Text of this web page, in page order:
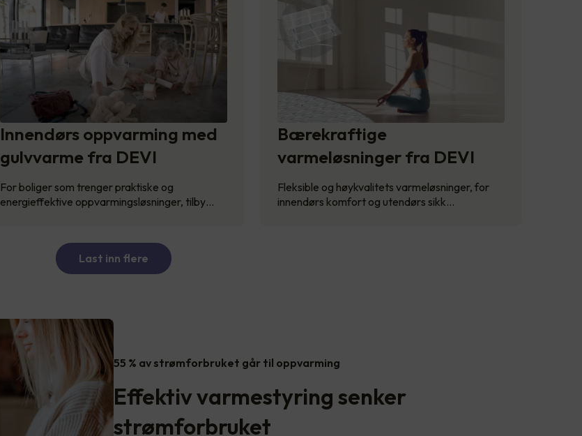
Innendørs oppvarming med
gulvvarme fra DEVI
For boliger som trenger praktiske og
energieffektive oppvarmingsløsninger, tilby…
Bærekraftige
varmeløsninger fra DEVI
Fleksible og høykvalitets varmeløsninger, for
innendørs komfort og utendørs sikk…
Last inn flere
55 % av strømforbruket går til oppvarming
Effektiv varmestyring senker
strømforbruket